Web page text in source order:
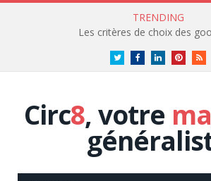
TRENDING
Les critères de choix des
TwitterFacebookLinkedInPinterest
Circ8, votre